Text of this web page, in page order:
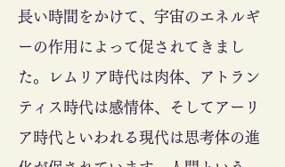
長い時間をかけて、宇宙のエネルギ
ーの作用によって促されてきまし
た。レムリア時代は肉体、アトラン
ティス時代は感情体、そしてアーリ
ア時代といわれる現代は思考体の進